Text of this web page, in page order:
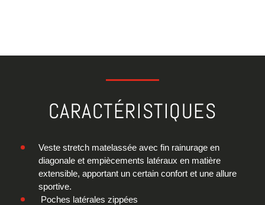
CARACTÉRISTIQUES
Veste stretch matelassée avec fin rainurage en
diagonale et empiècements latéraux en matière
extensible, apportant un certain confort et une allure
sportive.
Poches latérales zippées